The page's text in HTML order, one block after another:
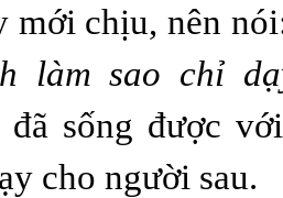
mới chịu, nên
làm sao chỉ
sống được
cho người sau.